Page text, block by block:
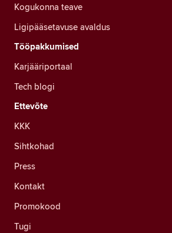
Kogukonna teave
Ligipääsetavuse avaldus
Tööpakkumised
Karjääriportaal
Tech blogi
Ettevõte
KKK
Sihtkohad
Press
Kontakt
Promokood
Tugi